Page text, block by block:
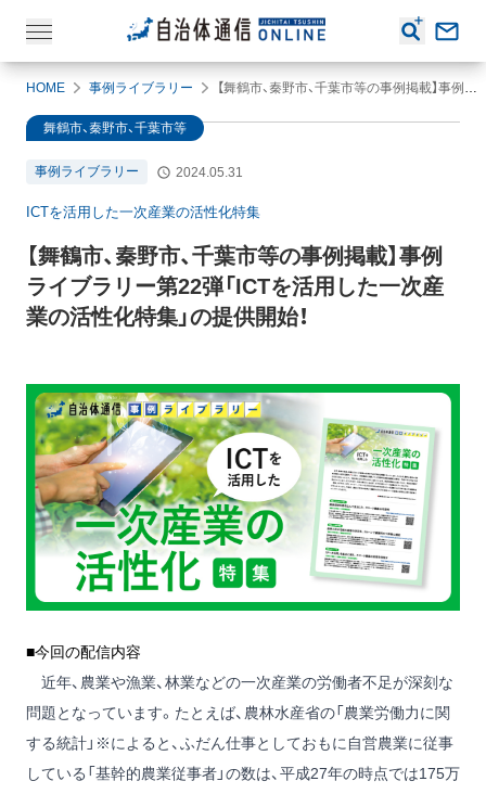
HOME 事例ライブラリー 【舞鶴市、秦野市、千葉市等の事例掲載】事例ライブラリー第22弾「ICTを活用した一次産業の活性化特集」の提供開始！
舞鶴市、秦野市、千葉市等
事例ライブラリー 2024.05.31
ICTを活用した一次産業の活性化特集
【舞鶴市、秦野市、千葉市等の事例掲載】事例
ライブラリー第22弾「ICTを活用した一次産
業の活性化特集」の提供開始！
■今回の配信内容
近年、農業や漁業、林業などの一次産業の労働者不足が深刻な
問題となっています。たとえば、農林水産省の「農業労働力に関
する統計」※によると、ふだん仕事としておもに自営農業に従事
している「基幹的農業従事者」の数は、平成27年の時点では175万